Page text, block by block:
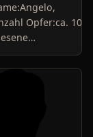
Opfer:ca. 10
der